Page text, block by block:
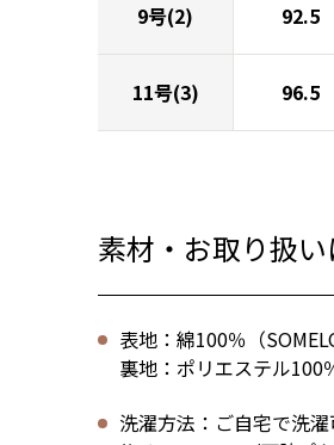
9号(2) 92.5
11号(3) 96.5
素材・お取り扱
表地：綿100％（
裏地：ポリエステル100
洗濯方法：ご自宅で洗